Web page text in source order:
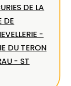
DE LA
DE
-
DU TERON
- ST